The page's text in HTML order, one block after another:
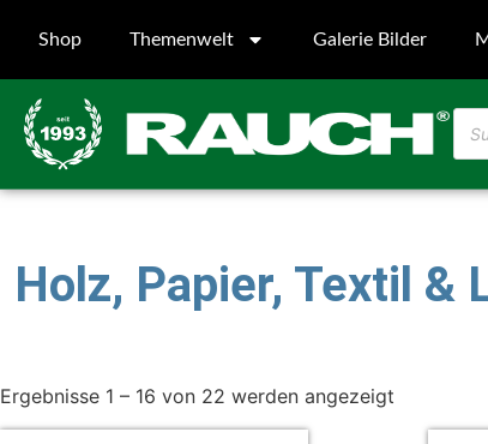
Shop Themenwelt Galerie Bilder
Holz, Papier, Textil &
Ergebnisse 1 – 16 von 22 werden angezeigt